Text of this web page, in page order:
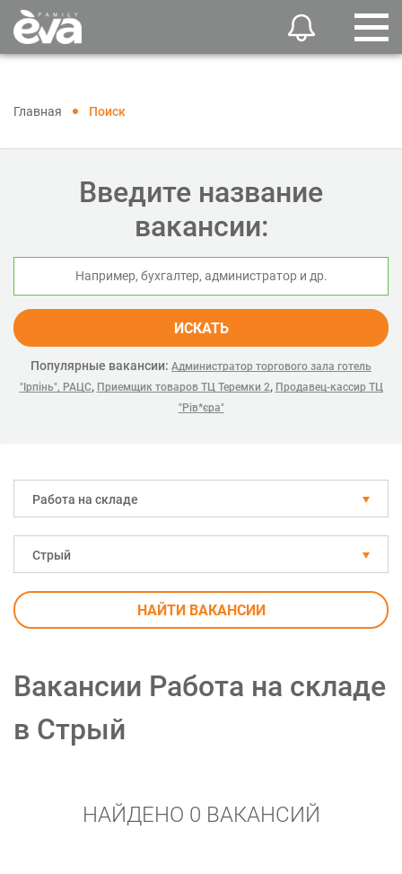
Главная Поиск
Введите название
вакансии:
ИСКАТЬ
Популярные вакансии: Администратор торгового зала готель
"Ірпінь", РАЦС, Приемщик товаров ТЦ Теремки 2, Продавец-кассир ТЦ
"Рів*єра"
Работа на складе
Стрый
НАЙТИ ВАКАНСИИ
Вакансии Работа на складе
в Стрый
НАЙДЕНО 0 ВАКАНСИЙ